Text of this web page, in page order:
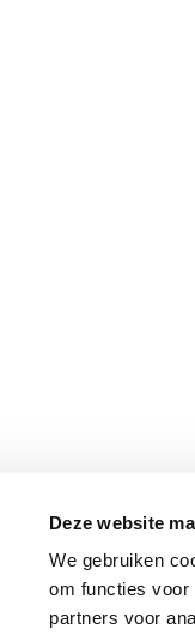
Deze website
We gebruiken
om functies voor
partners voor